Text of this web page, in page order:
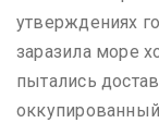
утверждениях
заразила море
пытались